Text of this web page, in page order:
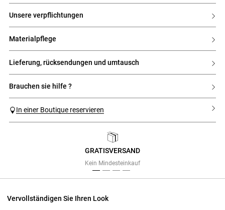
unsere verpflichtungen
materialpflege
lieferung, rücksendungen und umtausch
brauchen sie hilfe ?
In einer Boutique reservieren
GRATISVERSAND
Kein Mindesteinkauf
Vervollständigen Sie Ihren Look